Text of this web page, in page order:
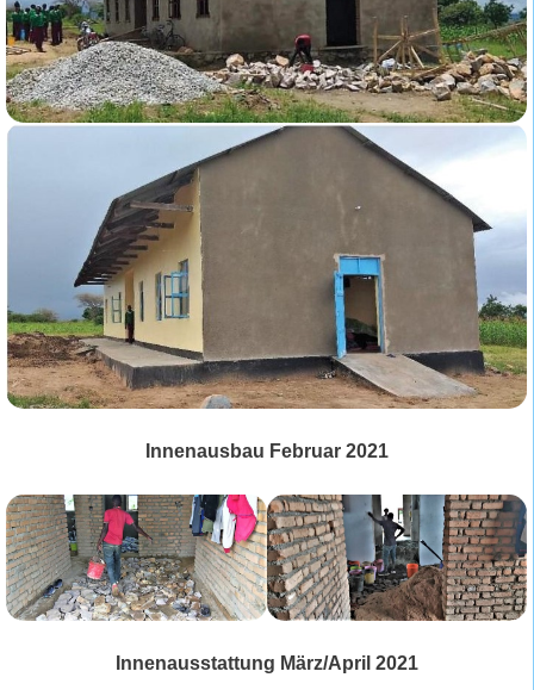
Innenausbau Februar 2021
Innenausstattung März/April 2021